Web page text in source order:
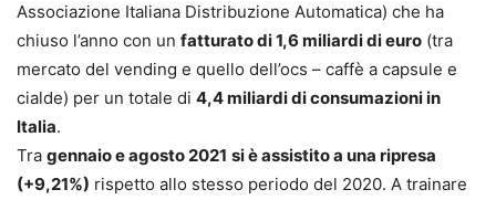
Associazione Italiana Distribuzione Automatica) che ha
chiuso l’anno con un fatturato di 1,6 miliardi di euro (tra
mercato del vending e quello dell’ocs – caffè a capsule e
cialde) per un totale di 4,4 miliardi di consumazioni in
Italia.
Tra gennaio e agosto 2021 si è assistito a una ripresa
(+9,21%) rispetto allo stesso periodo del 2020. A trainare